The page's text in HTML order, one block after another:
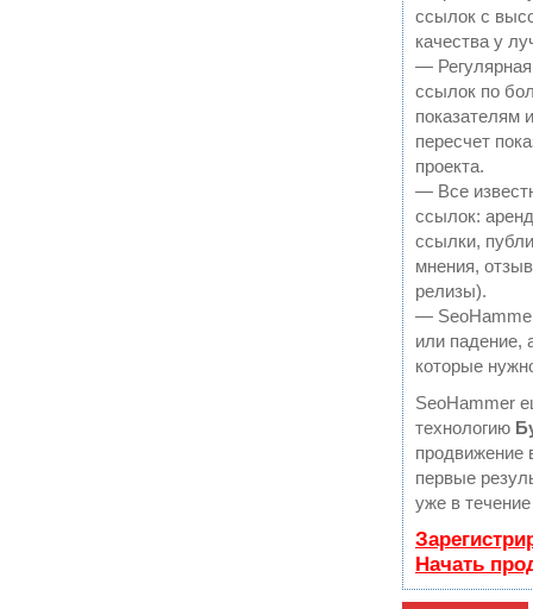
ссылок с
качества у
— Регулярная
ссылок по
показателям
пересчет
проекта.
— Все
ссылок:
ссылки,
мнения,
релизы).
—
или падение,
которые
SeoHammer
технологию
продвижение
первые
уже в
Начать